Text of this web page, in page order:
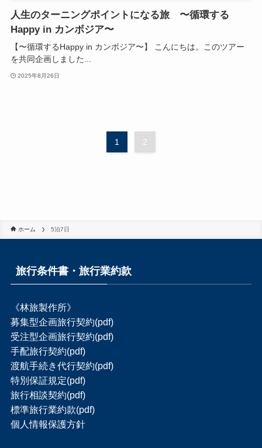
人生のターニングポイントになる旅 〜循環する
Happy in カンボジア〜
【〜循環するHappy in カンボジア〜】 こんにちは。このツアー
を共同企画しました...
2025年8月26日
1 2
ホーム 5泊7日
旅行条件書・旅行業約款
《林旅製作所》
募集型企画旅行契約(pdf)
受注型企画旅行契約(pdf)
手配旅行契約(pdf)
渡航手続き代行契約(pdf)
特別保証規定(pdf)
旅行相談契約(pdf)
標準旅行業約款(pdf)
個人情報保護方針